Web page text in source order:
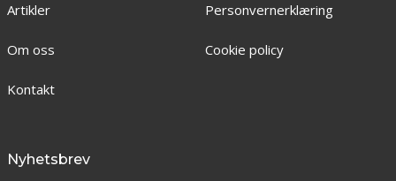
Artikler
Om oss
Kontakt
Personvernerklæring
Cookie policy
Nyhetsbrev